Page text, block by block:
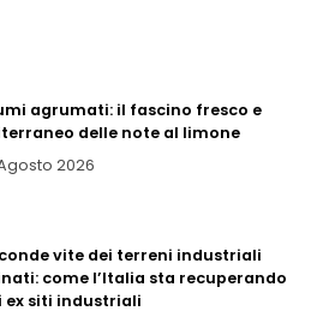
agrumati: il fascino fresco e
delle note al limone
2026
vite dei terreni industriali
come l’Italia sta recuperando
ex siti industriali